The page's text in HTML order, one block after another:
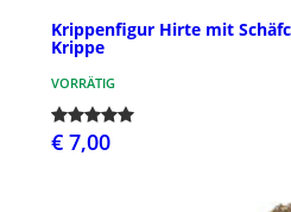
Krippenfigur Hirte mit
Krippe
VORRÄTIG
€ 7,00